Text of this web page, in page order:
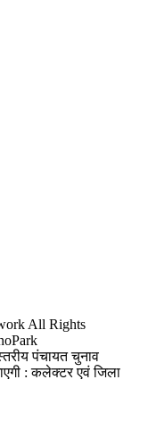
All Rights
पंचायत चुनाव
: कलेक्टर एवं जिला